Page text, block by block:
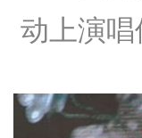
动上演